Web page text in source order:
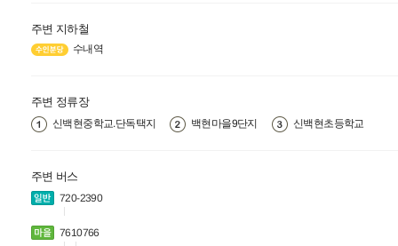
주변 지하철
수내역
주변 정류장
신백현중학교.단독택지 백현마을9단지 신백현초등학교
주변 버스
720-2390
7610766